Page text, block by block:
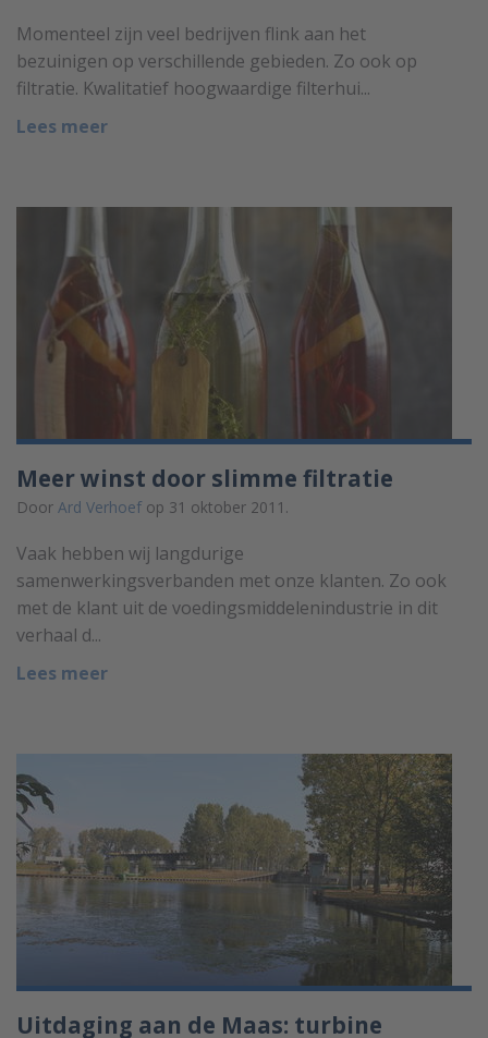
Momenteel zijn veel bedrijven flink aan het
bezuinigen op verschillende gebieden. Zo ook op
filtratie. Kwalitatief hoogwaardige filterhui...
Lees meer
Meer winst door slimme filtratie
Door Ard Verhoef op 31 oktober 2011.
Vaak hebben wij langdurige
samenwerkingsverbanden met onze klanten. Zo ook
met de klant uit de voedingsmiddelenindustrie in dit
verhaal d...
Lees meer
Uitdaging aan de Maas: turbine